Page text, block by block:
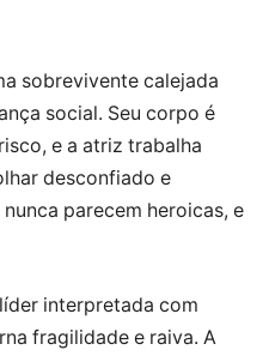
sobrevivente calejada
social. Seu corpo é
e a atriz trabalha
desconfiado e
parecem heroicas, e
interpretada com
fragilidade e raiva. A